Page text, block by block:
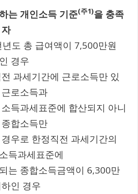
는 개인소득 기준(주1)을 충족
도 총 급여액이 7,500만원
경우
과세기간에 근로소득만 있
로소득과
득과세표준에 합산되지 아니
합소득만
우로 한정직전 과세기간의
득과세표준에
는 종합소득금액이 6,300만
인 경우